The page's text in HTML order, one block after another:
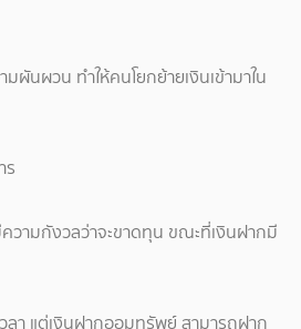
นผวน ทำให้คนโยกย้ายเงินเข้ามาใน
ร
วามกังวลว่าจะขาดทุน ขณะที่เงินฝากมี
า แต่เงินฝากออมทรัพย์ สามารถฝาก